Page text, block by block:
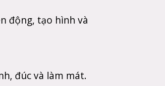
động, tạo hình và
đúc và làm mát.